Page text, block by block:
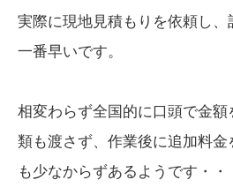
実際に現地見積もりを依頼し
一番早いです。
相変わらず全国的に口頭で金
類も渡さず、作業後に追加料金
も少なからずあるようです・・